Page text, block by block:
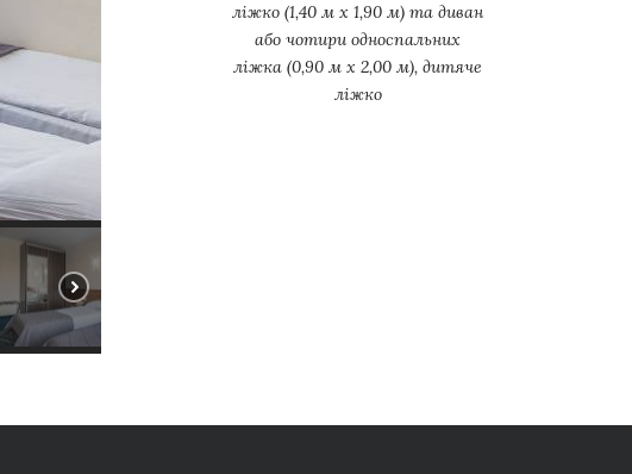
ліжко (1,40 м х 1,90 м) та диван
або чотири односпальних
ліжка (0,90 м х 2,00 м), дитяче
ліжко